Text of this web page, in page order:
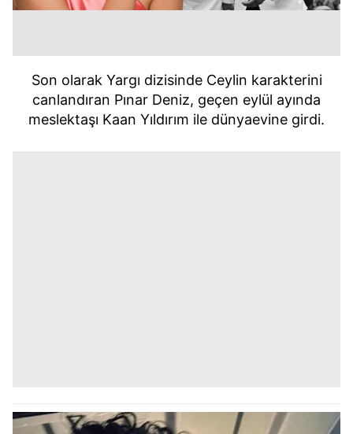
Son olarak Yargı dizisinde Ceylin karakterini
canlandıran Pınar Deniz, geçen eylül ayında
meslektaşı Kaan Yıldırım ile dünyaevine girdi.